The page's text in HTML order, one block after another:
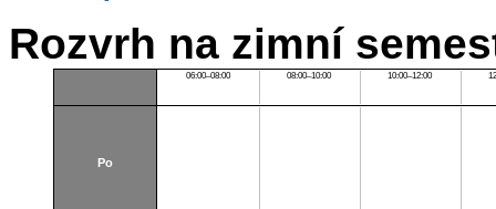
Rozvrh na zimní
06:00–08:00 08:00–10:00 10:00–12:00
Po